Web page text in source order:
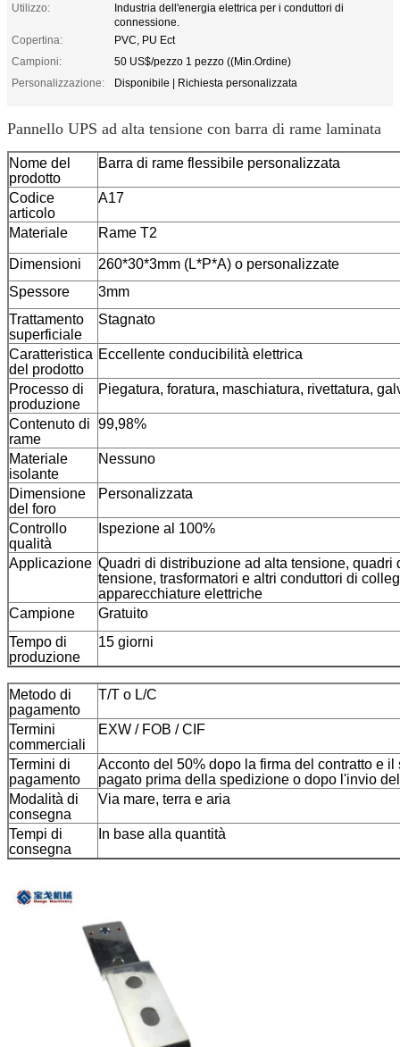
Utilizzo:
Industria dell'energia elettrica per i conduttori di
connessione.
Copertina:
PVC, PU Ect
Campioni:
50 US$/pezzo 1 pezzo ((Min.Ordine)
Personalizzazione:
Disponibile | Richiesta personalizzata
Pannello UPS ad alta tensione con barra di rame laminata
Nome del
prodotto
Barra di rame flessibile personalizzata
Codice
articolo
A17
Materiale Rame T2
Dimensioni
260*30*3mm (L*P*A) o personalizzate
Spessore
3mm
Trattamento
superficiale
Stagnato
Caratteristica
del prodotto
Eccellente conducibilità elettrica
Processo di
produzione
Piegatura, foratura, maschiatura, rivettatura,
Contenuto di
rame
99,98%
Materiale
isolante
Nessuno
Dimensione
del foro
Personalizzata
Controllo
qualità
Ispezione al 100%
Applicazione Quadri di distribuzione ad alta tensione, quadri
tensione, trasformatori e altri conduttori di
apparecchiature elettriche
Campione
Gratuito
Tempo di
produzione
15 giorni
Metodo di
pagamento
T/T o L/C
Termini
commerciali
EXW / FOB / CIF
Termini di
pagamento
Acconto del 50% dopo la firma del contratto e
pagato prima della spedizione o dopo l'invio
Modalità di
consegna
Via mare, terra e aria
Tempi di
consegna
In base alla quantità